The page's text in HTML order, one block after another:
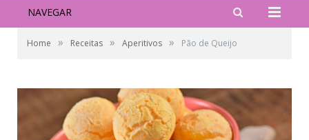
NAVEGAR
Home » Receitas » Aperitivos » Pão de Queijo